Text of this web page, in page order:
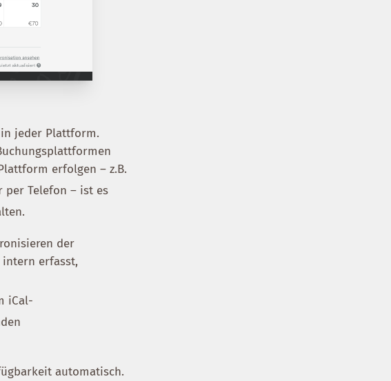
jeder Plattform.
erfolgen – z.B.
per Telefon – ist es
der
intern erfasst,
iCal-
automatisch.